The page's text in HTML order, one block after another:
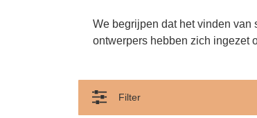
We begrijpen dat het vinden van
ontwerpers hebben zich ingezet
Filter